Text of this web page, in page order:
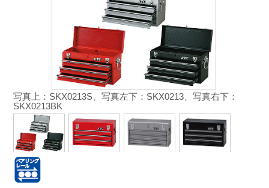
写真上：SKX0213S、写真左下：SKX0213、写真右下：
SKX0213BK